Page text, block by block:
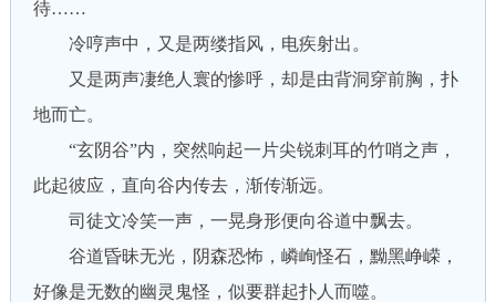
待……
冷哼声中，又是两缕指风，电疾射出。
又是两声凄绝人寰的惨呼，却是由背洞穿前胸，扑
地而亡。
“玄阴谷”内，突然响起一片尖锐刺耳的竹哨之声，
此起彼应，直向谷内传去，渐传渐远。
司徒文冷笑一声，一晃身形便向谷道中飘去。
谷道昏昧无光，阴森恐怖，嶙峋怪石，黝黑峥嵘，
好像是无数的幽灵鬼怪，似要群起扑人而噬。